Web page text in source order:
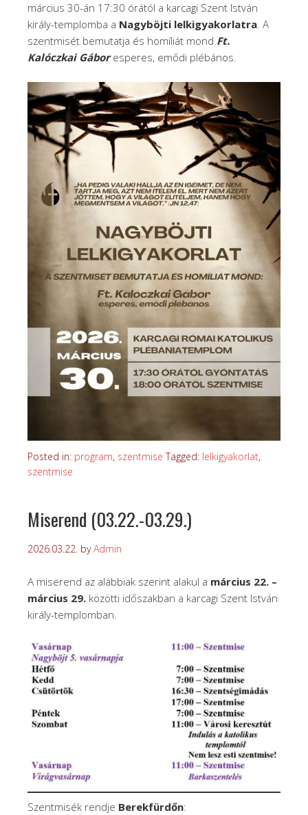
március 30-án 17:30 órától a karcagi Szent István
király-templomba a Nagyböjti lelkigyakorlatra. A
szentmisét bemutatja és homíliát mond Ft.
Kalóczkai Gáboresperes, emődi plébános.
Posted in: program, szentmise Tagged: lelkigyakorlat,
szentmise
Miserend (03.22.-03.29.)
2026.03.22. byAdmin
A miserend az alábbiak szerint alakul a március 22. –
március 29. közötti időszakban a karcagi Szent István
király-templomban.
Szentmisék rendje Berekfürdőn: